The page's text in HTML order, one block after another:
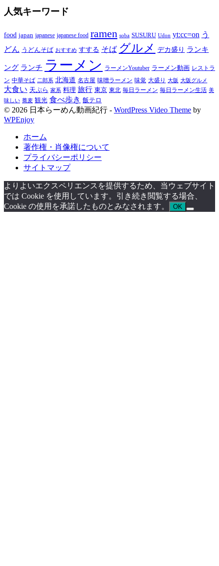
人気キーワード
food japan japanese japanese food ramen soba SUSURU Udon yt:cc=on う
どん うどんそば おすすめ すする そば グルメ デカ盛り ランキ
ング ランチ ラーメン ラーメンYoutuber ラーメン動画 レストラ
ン 中華そば 二郎系 北海道 名古屋 味噌ラーメン 味覚 大盛り 大阪 大阪グルメ
大食い 天ぷら 家系 料理 旅行 東京 東北 毎日ラーメン 毎日ラーメン生活 美
味しい 蕎麦 観光 食べ歩き 飯テロ
© 2026 日本らーめん動画紀行 - WordPress Video Theme by
WPEnjoy
ホーム
著作権・肖像権について
プライバシーポリシー
サイトマップ
よりよいエクスペリエンスを提供するため、当ウェブサイト
では Cookie を使用しています。引き続き閲覧する場合、
Cookie の使用を承諾したものとみなされます。
OK